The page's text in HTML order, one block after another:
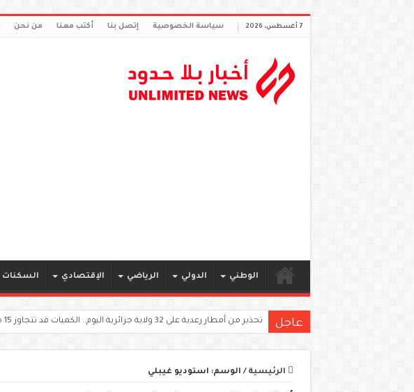
7 أغسطس، 2026 سياسة الخصوصية إتصل بنا أكتب معنا من نحن
الوطني الدولي الرياضي الإقتصادي السكنات
عاجل تحذير من أمطار رعدية على 32 ولاية جزائرية اليوم.. الكميات قد تتجاوز 15 ملم
الرئيسية / الوسم: استوديو غيبلي